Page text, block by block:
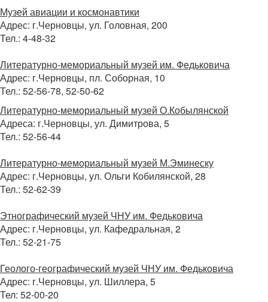
Музей авиации и космонавтики
Адрес: г.Черновцы, ул. Головная, 200
Тел.: 4-48-32
Литературно-мемориальный музей им. Федьковича
Адрес: г.Черновцы, пл. Соборная, 10
Тел.: 52-56-78, 52-50-62
Литературно-мемориальный музей О.Кобылянской
Адреса: г.Черновцы, ул. Димитрова, 5
Тел.: 52-56-44
Литературно-мемориальный музей М.Эминеску
Адрес: г.Черновцы, ул. Ольги Кобилянской, 28
Тел.: 52-62-39
Этнографический музей ЧНУ им. Федьковича
Адрес: г.Черновцы, ул. Кафедральная, 2
Тел.: 52-21-75
Геолого-географический музей ЧНУ им. Федьковича
Адрес: г.Черновцы, ул. Шиллера, 5
Тел: 52-00-20